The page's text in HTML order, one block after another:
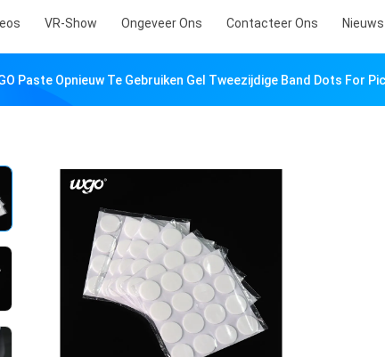
VR-Show Ongeveer Ons Contacteer Ons Nieuws
Paste Opnieuw Te Gebruiken Gel Tweezijdige Band Dots For